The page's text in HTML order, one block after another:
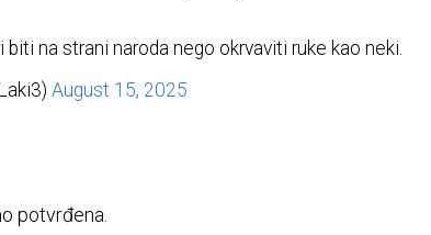
na strani naroda nego okrvaviti ruke kao neki.
August 15, 2025
potvrđena.